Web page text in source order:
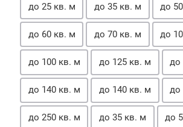
до 25 кв. м до 35 кв. м до
до 60 кв. м до 70 кв. м до
до 100 кв. м до 125 кв. м до
до 140 кв. м до 140 кв. м до
до 250 кв. м до 35 кв. м до